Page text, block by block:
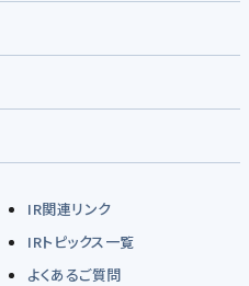
IR関連リンク
IRトピックス一覧
よくあるご質問